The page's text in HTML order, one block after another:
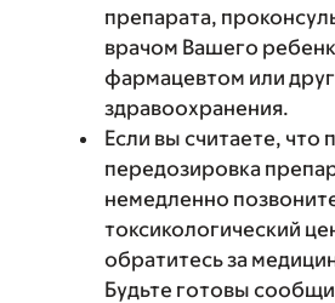
препарата,
врачом Вашего
фармацевтом или
здравоохранения.
Если вы считаете, что
передозировка
немедленно
токсикологический
обратитесь за
Будьте готовы